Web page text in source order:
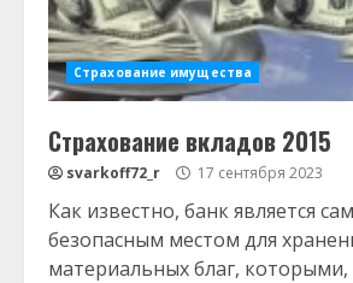
Страхование имущества
Страхование вкладов 2015
svarkoff72_r 17 сентября 2023
Как известно, банк является
безопасным местом для
материальных благ,